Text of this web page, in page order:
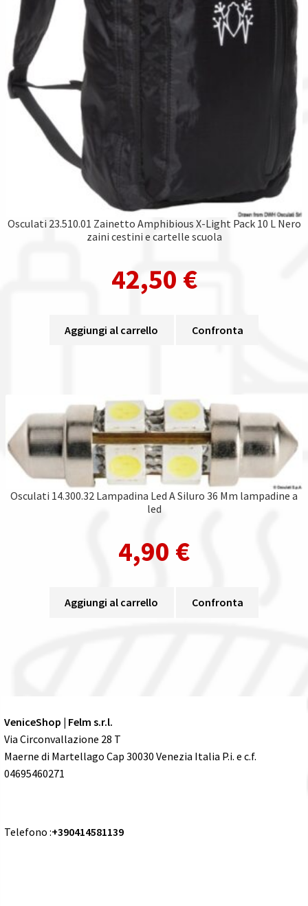
Osculati 23.510.01 Zainetto Amphibious X-Light Pack 10 L Nero
zaini cestini e cartelle scuola
42,50 €
Aggiungi al carrello Confronta
Osculati 14.300.32 Lampadina Led A Siluro 36 Mm lampadine a
led
4,90 €
Aggiungi al carrello Confronta
VeniceShop | Felm s.r.l.
Via Circonvallazione 28 T
Maerne di Martellago Cap 30030 Venezia Italia P.i. e c.f.
04695460271
Telefono :+390414581139